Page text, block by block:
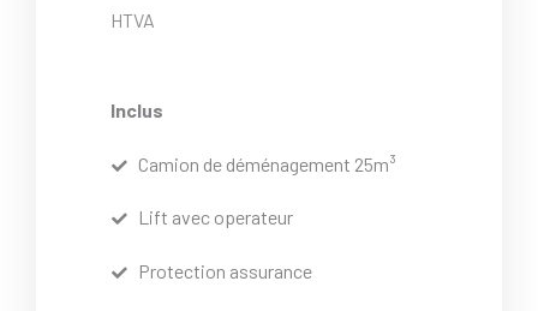
HTVA
Inclus
Camion de déménagement 25m³
Lift avec operateur
Protection assurance